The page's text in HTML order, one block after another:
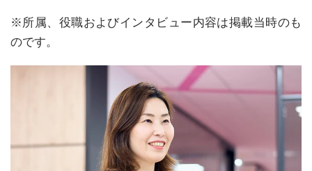
※所属、役職およびインタビュー内容は掲載当時のも
のです。